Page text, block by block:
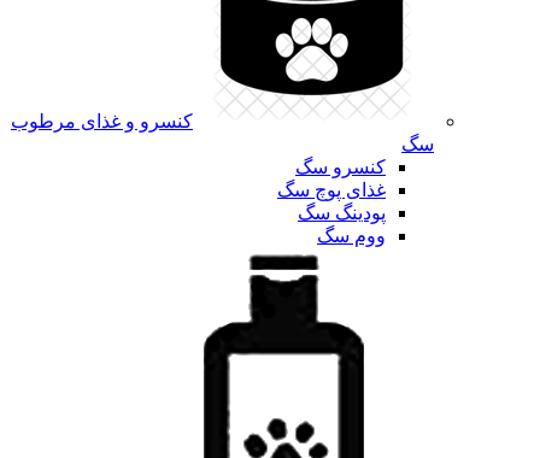
کنسرو و غذای مرطوب
سگ
کنسرو سگ
غذای پوچ سگ
پودینگ سگ
ووم سگ